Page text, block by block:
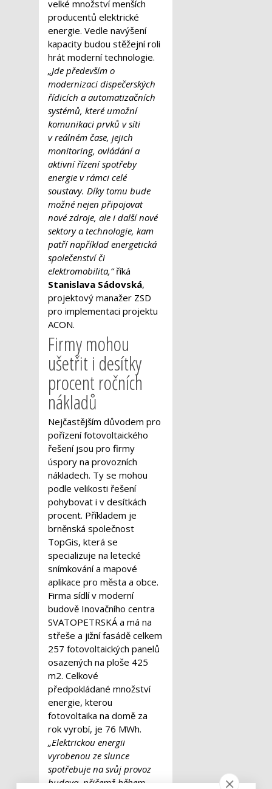
velké množství menších
producentů elektrické
energie. Vedle navýšení
kapacity budou stěžejní roli
hrát moderní technologie.
„Jde především o
modernizaci dispečerských
řídicích a automatizačních
systémů, které umožní
komunikaci prvků v síti
v reálném čase, jejich
monitoring, ovládání a
aktivní řízení spotřeby
energie v rámci celé
soustavy. Díky tomu bude
možné nejen připojovat
nové zdroje, ale i další nové
sektory a technologie, kam
patří například energetická
společenství či
elektromobilita,“říká
Stanislava Sádovská,
projektový manažer ZSD
pro implementaci projektu
ACON.
Firmy mohou
ušetřit i desítky
procent ročních
nákladů
Nejčastějším důvodem pro
pořízení fotovoltaického
řešení jsou pro firmy
úspory na provozních
nákladech. Ty se mohou
podle velikosti řešení
pohybovat i v desítkách
procent. Příkladem je
brněnská společnost
TopGis, která se
specializuje na letecké
snímkování a mapové
aplikace pro města a obce.
Firma sídlí v moderní
budově Inovačního centra
SVATOPETRSKÁ a má na
střeše a jižní fasádě celkem
257 fotovoltaických panelů
osazených na ploše 425
m2. Celkové
předpokládané množství
energie, kterou
fotovoltaika na domě za
rok vyrobí, je 76 MWh.
„Elektrickou energii
vyrobenou ze slunce
spotřebuje na svůj provoz
budova, přičemž během